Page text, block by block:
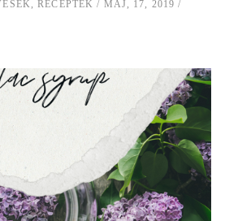
,RECEPTEK
MÁJ, 17, 2019